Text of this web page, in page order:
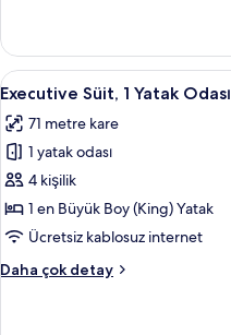
Odası
hakkında
daha
detay
Executive
Süit,
1
Yatak
Odası
için
tüm
görün
11
Executive Süit, 1 Yatak Odası
71 metre kare
1 yatak odası
4 kişilik
1 en Büyük Boy (King) Yatak
Ücretsiz kablosuz internet
Daha çok detay
Executive